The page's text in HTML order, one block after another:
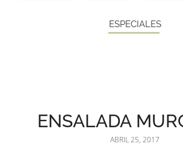
ESPECIALES
ENSALADA
ABRIL 25, 2017